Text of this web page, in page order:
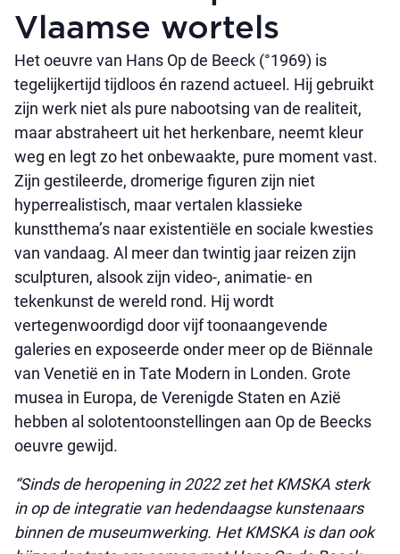
Vlaamse wortels
Het oeuvre van Hans Op de Beeck (°1969) is
tegelijkertijd tijdloos én razend actueel. Hij gebruikt
zijn werk niet als pure nabootsing van de realiteit,
maar abstraheert uit het herkenbare, neemt kleur
weg en legt zo het onbewaakte, pure moment vast.
Zijn gestileerde, dromerige figuren zijn niet
hyperrealistisch, maar vertalen klassieke
kunstthema’s naar existentiële en sociale kwesties
van vandaag. Al meer dan twintig jaar reizen zijn
sculpturen, alsook zijn video-, animatie- en
tekenkunst de wereld rond. Hij wordt
vertegenwoordigd door vijf toonaangevende
galeries en exposeerde onder meer op de Biënnale
van Venetië en in Tate Modern in Londen. Grote
musea in Europa, de Verenigde Staten en Azië
hebben al solotentoonstellingen aan Op de Beecks
oeuvre gewijd.
“Sinds de heropening in 2022 zet het KMSKA sterk
in op de integratie van hedendaagse kunstenaars
binnen de museumwerking. Het KMSKA is dan ook